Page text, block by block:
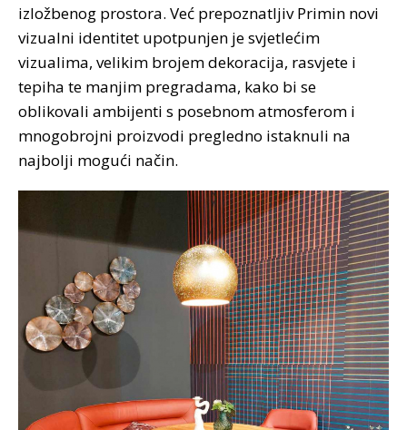
izložbenog prostora. Već prepoznatljiv Primin novi
vizualni identitet upotpunjen je svjetlećim
vizualima, velikim brojem dekoracija, rasvjete i
tepiha te manjim pregradama, kako bi se
oblikovali ambijenti s posebnom atmosferom i
mnogobrojni proizvodi pregledno istaknuli na
najbolji mogući način.